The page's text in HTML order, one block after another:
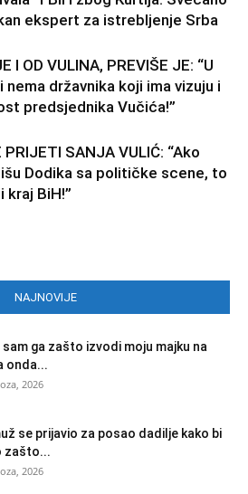
ekspert za istrebljenje Srba
I OD VULINA, PREVIŠE JE: “U
nema državnika koji ima vizuju i
predsjednika Vučića!”
PRIJETI SANJA VULIĆ: “Ako
Dodika sa političke scene, to
kraj BiH!”
NAJNOVIJE
sam ga zašto izvodi moju majku na
onda...
2026
se prijavio za posao dadilje kako bi
zašto...
2026